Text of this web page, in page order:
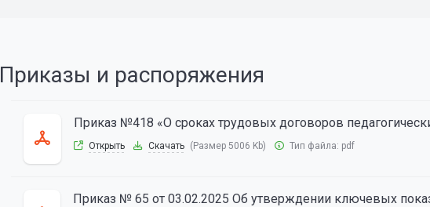
Приказы и распоряжения
Приказ №418 «О сроках трудовых договоров
Открыть Скачать (Размер 5006 Kb) Тип файла: pdf
Приказ № 65 от 03.02.2025 Об утверждении ключевых